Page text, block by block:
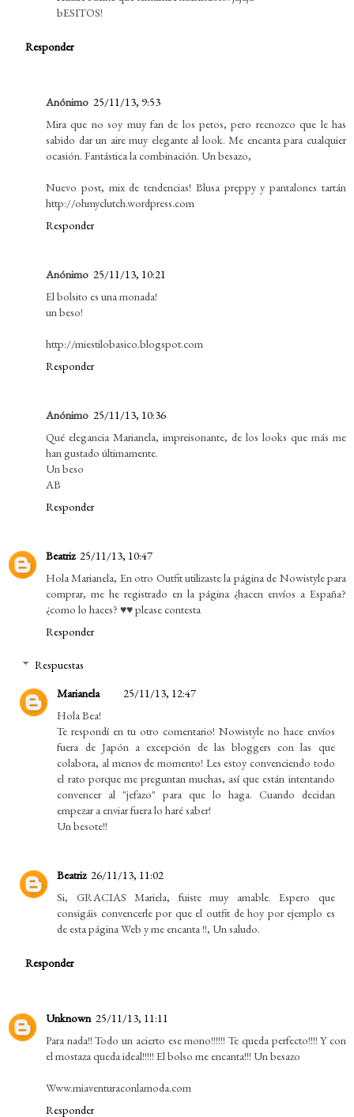
bESITOS!
Responder
Anónimo 25/11/13, 9:53
Mira que no soy muy fan de los petos, pero recnozco que le has
sabido dar un aire muy elegante al look. Me encanta para cualquier
ocasión. Fantástica la combinación. Un besazo,
Nuevo post, mix de tendencias! Blusa preppy y pantalones tartán
http://ohmyclutch.wordpress.com
Responder
Anónimo 25/11/13, 10:21
El bolsito es una monada!
un beso!
http://miestilobasico.blogspot.com
Responder
Anónimo 25/11/13, 10:36
Qué elegancia Marianela, impreisonante, de los looks que más me
han gustado últimamente.
Un beso
AB
Responder
Beatriz 25/11/13, 10:47
Hola Marianela, En otro Outfit utilizaste la página de Nowistyle para
comprar, me he registrado en la página ¿hacen envíos a España?
¿como lo haces? ♥♥ please contesta
Responder
Respuestas
Marianela
25/11/13, 12:47
Hola Bea!
Te respondí en tu otro comentario! Nowistyle no hace envíos
fuera de Japón a excepción de las bloggers con las que
colabora, al menos de momento! Les estoy convenciendo todo
el rato porque me preguntan muchas, así que están intentando
convencer al "jefazo" para que lo haga. Cuando decidan
empezar a enviar fuera lo haré saber!
Un besote!!
Beatriz 26/11/13, 11:02
Si, GRACIAS Mariela, fuiste muy amable. Espero que
consigáis convencerle por que el outfit de hoy por ejemplo es
de esta página Web y me encanta !!, Un saludo.
Responder
Unknown 25/11/13, 11:11
Para nada!! Todo un acierto ese mono!!!!!! Te queda perfecto!!!! Y con
el mostaza queda ideal!!!!! El bolso me encanta!!! Un besazo
Www.miaventuraconlamoda.com
Responder